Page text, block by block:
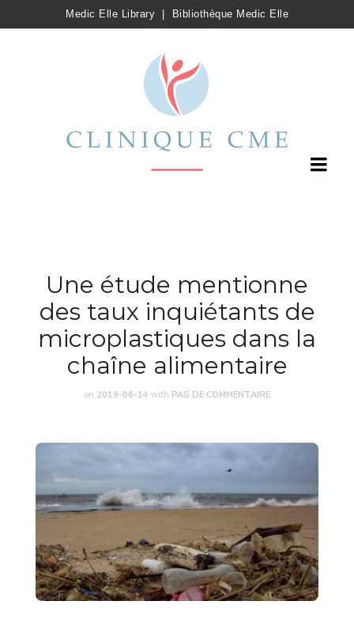
Medic Elle Library Bibliothèque Medic Elle
Une étude mentionne
des taux inquiétants de
microplastiques dans la
chaîne alimentaire
on 2019-06-14 with PAS DE COMMENTAIRE